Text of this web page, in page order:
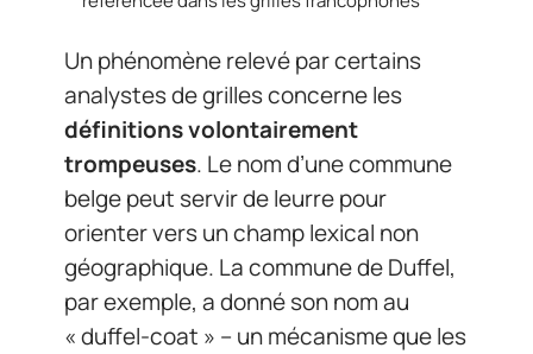
Un phénomène relevé par certains
analystes de grilles concerne les
définitions volontairement
trompeuses. Le nom d’une commune
belge peut servir de leurre pour
orienter vers un champ lexical non
géographique. La commune de Duffel,
par exemple, a donné son nom au
« duffel-coat » – un mécanisme que les